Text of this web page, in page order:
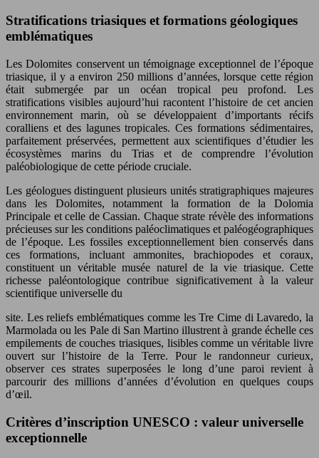
Stratifications triasiques et formations géologiques
emblématiques
Les Dolomites conservent un témoignage exceptionnel de l’époque
triasique, il y a environ 250 millions d’années, lorsque cette région
était submergée par un océan tropical peu profond. Les
stratifications visibles aujourd’hui racontent l’histoire de cet ancien
environnement marin, où se développaient d’importants récifs
coralliens et des lagunes tropicales. Ces formations sédimentaires,
parfaitement préservées, permettent aux scientifiques d’étudier les
écosystèmes marins du Trias et de comprendre l’évolution
paléobiologique de cette période cruciale.
Les géologues distinguent plusieurs unités stratigraphiques majeures
dans les Dolomites, notamment la formation de la Dolomia
Principale et celle de Cassian. Chaque strate révèle des informations
précieuses sur les conditions paléoclimatiques et paléogéographiques
de l’époque. Les fossiles exceptionnellement bien conservés dans
ces formations, incluant ammonites, brachiopodes et coraux,
constituent un véritable musée naturel de la vie triasique. Cette
richesse paléontologique contribue significativement à la valeur
scientifique universelle du
site. Les reliefs emblématiques comme les Tre Cime di Lavaredo, la
Marmolada ou les Pale di San Martino illustrent à grande échelle ces
empilements de couches triasiques, lisibles comme un véritable livre
ouvert sur l’histoire de la Terre. Pour le randonneur curieux,
observer ces strates superposées le long d’une paroi revient à
parcourir des millions d’années d’évolution en quelques coups
d’œil.
Critères d’inscription UNESCO : valeur universelle
exceptionnelle